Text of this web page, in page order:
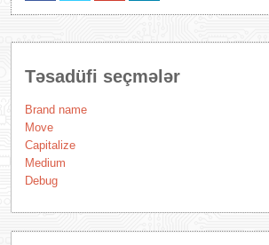
Təsadüfi seçmələr
Brand name
Move
Capitalize
Medium
Debug